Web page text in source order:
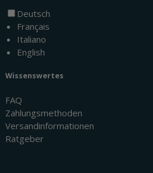
Deutsch
Français
Italiano
English
Wissenswertes
FAQ
Zahlungsmethoden
Versandinformationen
Ratgeber